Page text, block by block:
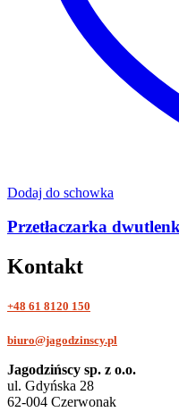
Dodaj do schowka
Przetłaczarka
Kontakt
+48 61 8120 150
biuro@jagodzinscy.pl
Jagodzińscy sp. z o.o.
ul. Gdyńska 28
62-004 Czerwonak